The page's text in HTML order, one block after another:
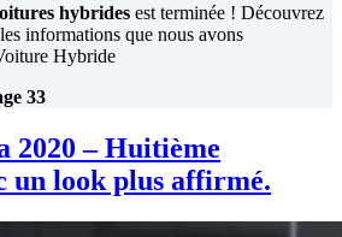
hybrides est terminée ! Découvrez
informations que nous avons
Hybride
33
2020 – Huitième
un look plus affirmé.